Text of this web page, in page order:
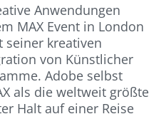
Anwendungen
MAX Event in London
seiner kreativen
von Künstlicher
Adobe selbst
als die weltweit größte
Halt auf einer Reise